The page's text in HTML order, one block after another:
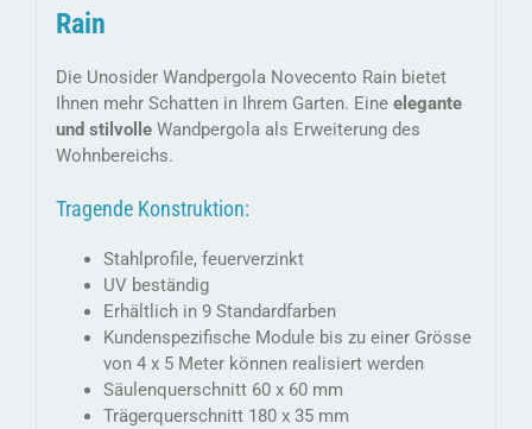
Rain
Die Unosider Wandpergola Novecento Rain bietet
Ihnen mehr Schatten in Ihrem Garten. Eine elegante
und stilvolleWandpergola als Erweiterung des
Wohnbereichs.
Tragende Konstruktion:
Stahlprofile, feuerverzinkt
UV beständig
Erhältlich in 9 Standardfarben
Kundenspezifische Module bis zu einer Grösse
von 4 x 5 Meter können realisiert werden
Säulenquerschnitt 60 x 60 mm
Trägerquerschnitt 180 x 35 mm